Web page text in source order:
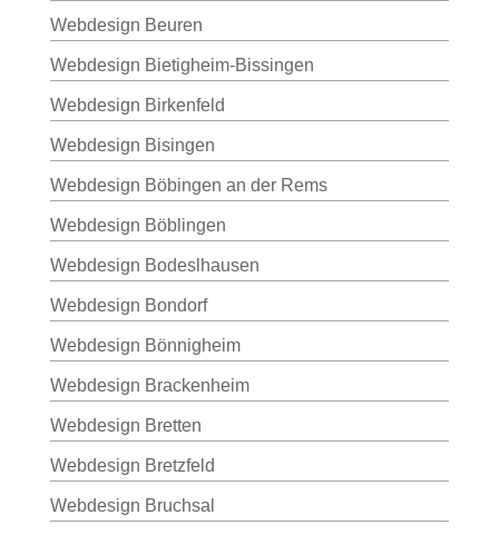
Webdesign Beuren
Webdesign Bietigheim-Bissingen
Webdesign Birkenfeld
Webdesign Bisingen
Webdesign Böbingen an der Rems
Webdesign Böblingen
Webdesign Bodeslhausen
Webdesign Bondorf
Webdesign Bönnigheim
Webdesign Brackenheim
Webdesign Bretten
Webdesign Bretzfeld
Webdesign Bruchsal